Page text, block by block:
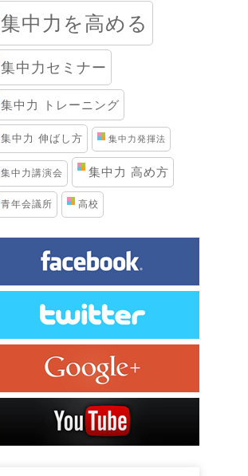
集中力を高める
集中力セミナー
集中力 トレーニング
集中力 伸ばし方 集中力発揮法
集中力講演会 集中力 高め方
青年会議所 高校